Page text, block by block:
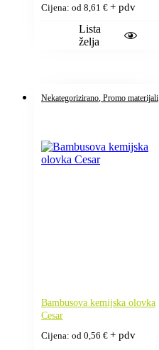
Cijena: od 8,61 € + pdv
Lista
želja
Nekategorizirano, Promo materijali
Bambusova kemijska olovka
Cesar
Cijena: od 0,56 € + pdv